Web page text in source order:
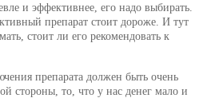
и эффективнее, его надо выбирать.
препарат стоит дороже. И тут
стоит ли его рекомендовать к
препарата должен быть очень
стороны, то, что у нас денег мало и